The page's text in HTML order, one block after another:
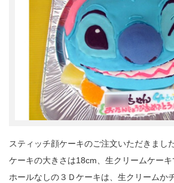
スティッチ顔ケーキのご注文いただきました
ケーキの大きさは18cm、生クリームケーキ
ホールなしの３Ｄケーキは、生クリームか